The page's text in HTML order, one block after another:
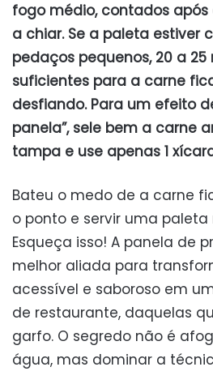
fogo médio, contados
a chiar. Se a paleta estiver
pedaços pequenos, 20 a
suficientes para a carne
desfiando. Para um efeito
panela”, sele bem a carne
tampa e use apenas 1
Bateu o medo de a carne
o ponto e servir uma paleta
Esqueça isso! A panela de
melhor aliada para
acessível e saboroso em
de restaurante, daquelas
garfo. O segredo não é
água, mas dominar a